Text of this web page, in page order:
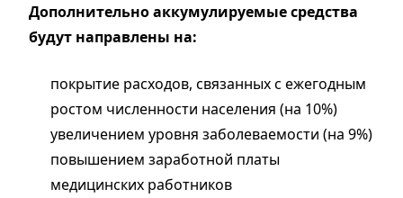
Дополнительно аккумулируемые средства
будут направлены на:
покрытие расходов, связанных с ежегодным
ростом численности населения (на 10%)
увеличением уровня заболеваемости (на 9%)
повышением заработной платы
медицинских работников